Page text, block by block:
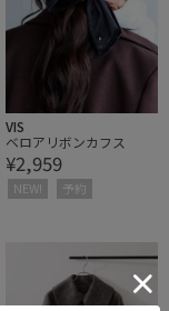
VIS
ベロアリボンカフス
¥2,959
NEW! 予約